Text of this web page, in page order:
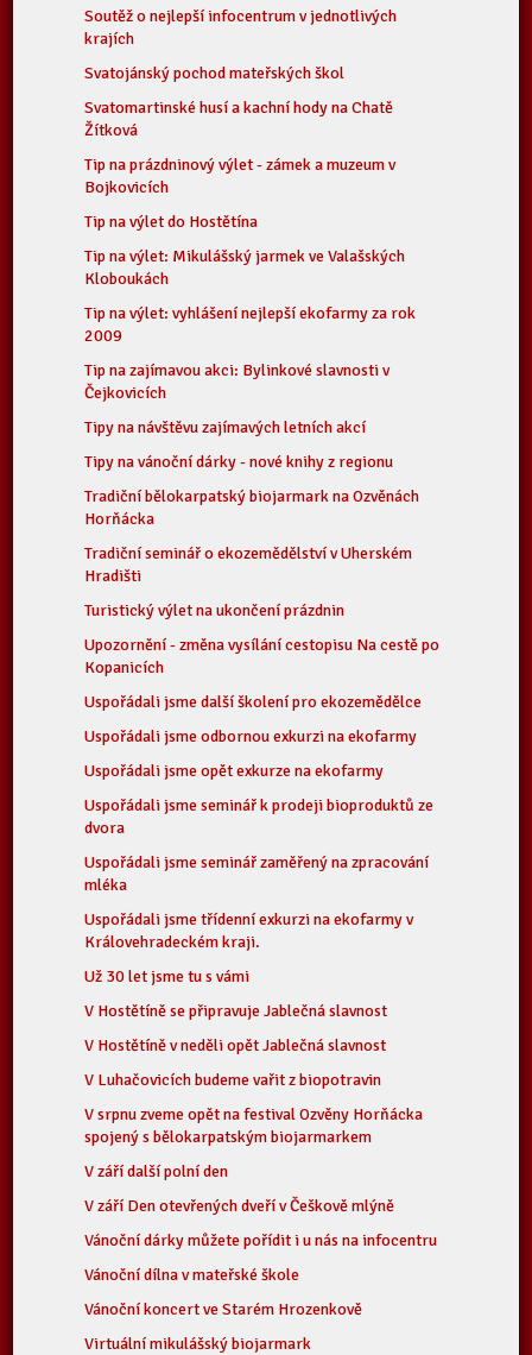
Soutěž o nejlepší infocentrum v jednotlivých
krajích
Svatojánský pochod mateřských škol
Svatomartinské husí a kachní hody na Chatě
Žítková
Tip na prázdninový výlet - zámek a muzeum v
Bojkovicích
Tip na výlet do Hostětína
Tip na výlet: Mikulášský jarmek ve Valašských
Kloboukách
Tip na výlet: vyhlášení nejlepší ekofarmy za rok
2009
Tip na zajímavou akci: Bylinkové slavnosti v
Čejkovicích
Tipy na návštěvu zajímavých letních akcí
Tipy na vánoční dárky - nové knihy z regionu
Tradiční bělokarpatský biojarmark na Ozvěnách
Horňácka
Tradiční seminář o ekozemědělství v Uherském
Hradišti
Turistický výlet na ukončení prázdnin
Upozornění - změna vysílání cestopisu Na cestě po
Kopanicích
Uspořádali jsme další školení pro ekozemědělce
Uspořádali jsme odbornou exkurzi na ekofarmy
Uspořádali jsme opět exkurze na ekofarmy
Uspořádali jsme seminář k prodeji bioproduktů ze
dvora
Uspořádali jsme seminář zaměřený na zpracování
mléka
Uspořádali jsme třídenní exkurzi na ekofarmy v
Královehradeckém kraji.
Už 30 let jsme tu s vámi
V Hostětíně se připravuje Jablečná slavnost
V Hostětíně v neděli opět Jablečná slavnost
V Luhačovicích budeme vařit z biopotravin
V srpnu zveme opět na festival Ozvěny Horňácka
spojený s bělokarpatským biojarmarkem
V září další polní den
V září Den otevřených dveří v Češkově mlýně
Vánoční dárky můžete pořídit i u nás na infocentru
Vánoční dílna v mateřské škole
Vánoční koncert ve Starém Hrozenkově
Virtuální mikulášský biojarmark